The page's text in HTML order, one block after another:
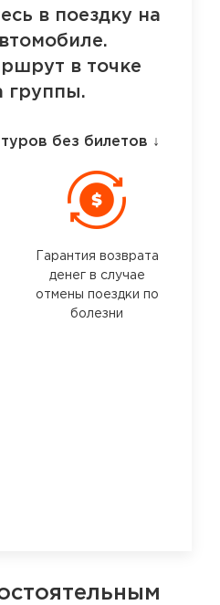
в поездку на
в точке
группы.
без билетов ↓
Гарантия возврата
денег в случае
отмены поездки по
болезни